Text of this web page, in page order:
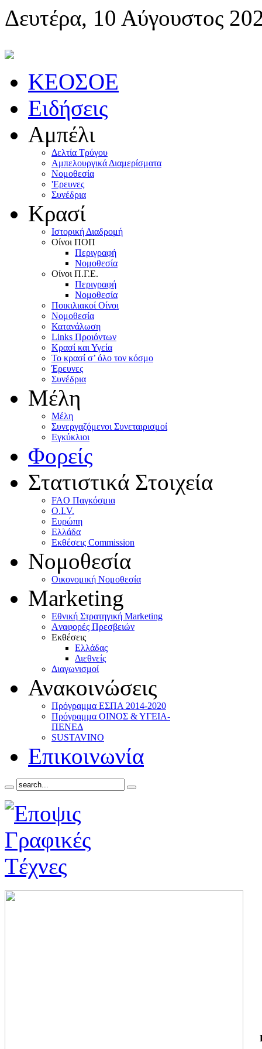
Δευτέρα, 10 Αύγουστος
KEOΣOE
Ειδήσεις
Αμπέλι
Δελτία Τρύγου
Αμπελουργικά Διαμερίσματα
Nομοθεσία
'Eρευνες
Συνέδρια
Κρασί
Iστορική Διαδρομή
Oίνοι ΠOΠ
Περιγραφή
Nομοθεσία
Oίνοι Π.Γ.E.
Περιγραφή
Νομοθεσία
Ποικιλιακοί Oίνοι
Nομοθεσία
Κατανάλωση
Links Προιόντων
Κρασί και Υγεία
To κρασί σ’ όλο τον κόσμο
Έρευνες
Συνέδρια
Μέλη
Mέλη
Συνεργαζόμενοι Συνεταιρισμοί
Εγκύκλιοι
Φορείς
Στατιστικά Στοιχεία
FAO Παγκόσμια
O.I.V.
Ευρώπη
Ελλάδα
Eκθέσεις Commission
Νομοθεσία
Οικονομική Νομοθεσία
Marketing
Eθνική Στρατηγική Marketing
Aναφορές Πρεσβειών
Eκθέσεις
Eλλάδας
Διεθνείς
Διαγωνισμοί
Ανακοινώσεις
Πρόγραμμα ΕΣΠΑ 2014-2020
Πρόγραμμα ΟΙΝΟΣ & ΥΓΕΙΑ-
ΠΕΝΕΔ
SUSTAVINO
Επικοινωνία